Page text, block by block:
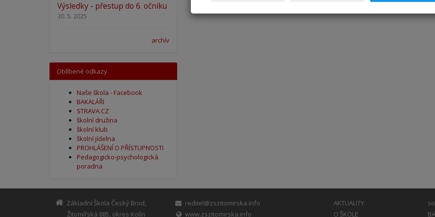
Výsledky - přestup do 6. očníku
30. 5. 2025
archív
Oblíbené odkazy
Naše škola - Facebook
BAKALÁŘI
STRAVA.CZ
školní družina
školní klub
školní jídelna
PROHLÁŠENÍ O PŘÍSTUPNOSTI
Pedagogicko-psychologická
poradna
Základní Škola Český Brod,
Žitomířská 885, okres Kolín
reditel@zszitomirska.info
www.zszitomirska.info
AKTUALITY
O ŠKOLE